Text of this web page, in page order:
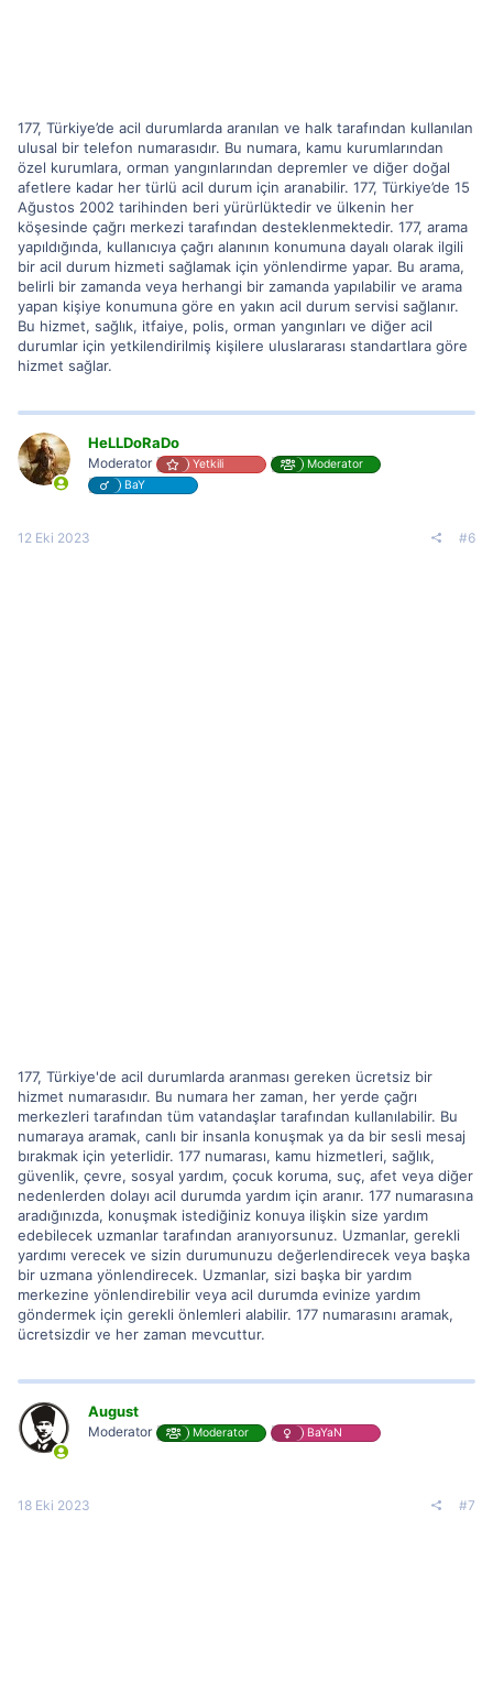
177, Türkiye’de acil durumlarda aranılan ve halk tarafından kullanılan
ulusal bir telefon numarasıdır. Bu numara, kamu kurumlarından
özel kurumlara, orman yangınlarından depremler ve diğer doğal
afetlere kadar her türlü acil durum için aranabilir. 177, Türkiye’de 15
Ağustos 2002 tarihinden beri yürürlüktedir ve ülkenin her
köşesinde çağrı merkezi tarafından desteklenmektedir. 177, arama
yapıldığında, kullanıcıya çağrı alanının konumuna dayalı olarak ilgili
bir acil durum hizmeti sağlamak için yönlendirme yapar. Bu arama,
belirli bir zamanda veya herhangi bir zamanda yapılabilir ve arama
yapan kişiye konumuna göre en yakın acil durum servisi sağlanır.
Bu hizmet, sağlık, itfaiye, polis, orman yangınları ve diğer acil
durumlar için yetkilendirilmiş kişilere uluslararası standartlara göre
hizmet sağlar.
HeLLDoRaDo
Moderator Yetkili
Moderator
BaY
12 Eki 2023 #6
177, Türkiye'de acil durumlarda aranması gereken ücretsiz bir
hizmet numarasıdır. Bu numara her zaman, her yerde çağrı
merkezleri tarafından tüm vatandaşlar tarafından kullanılabilir. Bu
numaraya aramak, canlı bir insanla konuşmak ya da bir sesli mesaj
bırakmak için yeterlidir. 177 numarası, kamu hizmetleri, sağlık,
güvenlik, çevre, sosyal yardım, çocuk koruma, suç, afet veya diğer
nedenlerden dolayı acil durumda yardım için aranır. 177 numarasına
aradığınızda, konuşmak istediğiniz konuya ilişkin size yardım
edebilecek uzmanlar tarafından aranıyorsunuz. Uzmanlar, gerekli
yardımı verecek ve sizin durumunuzu değerlendirecek veya başka
bir uzmana yönlendirecek. Uzmanlar, sizi başka bir yardım
merkezine yönlendirebilir veya acil durumda evinize yardım
göndermek için gerekli önlemleri alabilir. 177 numarasını aramak,
ücretsizdir ve her zaman mevcuttur.
August
Moderator Moderator BaYaN
18 Eki 2023 #7